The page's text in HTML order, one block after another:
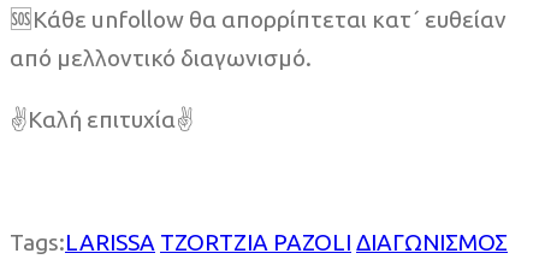
🆘Κάθε unfollow θα απορρίπτεται κατ´ ευθείαν
από μελλοντικό διαγωνισμό.
✌️Καλή επιτυχία✌️
Tags:LARISSA TZORTZIA PAZOLI ΔΙΑΓΩΝΙΣΜΟΣ